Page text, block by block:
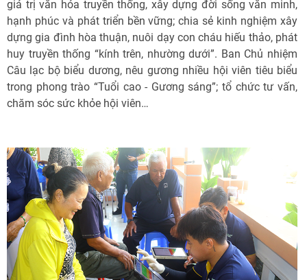
giá trị văn hóa truyền thống, xây dựng đời sống văn minh,
hạnh phúc và phát triển bền vững; chia sẻ kinh nghiệm xây
dựng gia đình hòa thuận, nuôi dạy con cháu hiếu thảo, phát
huy truyền thống “kính trên, nhường dưới”. Ban Chủ nhiệm
Câu lạc bộ biểu dương, nêu gương nhiều hội viên tiêu biểu
trong phong trào “Tuổi cao - Gương sáng”; tổ chức tư vấn,
chăm sóc sức khỏe hội viên…